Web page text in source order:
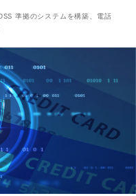
準拠のシステムを構築、電話